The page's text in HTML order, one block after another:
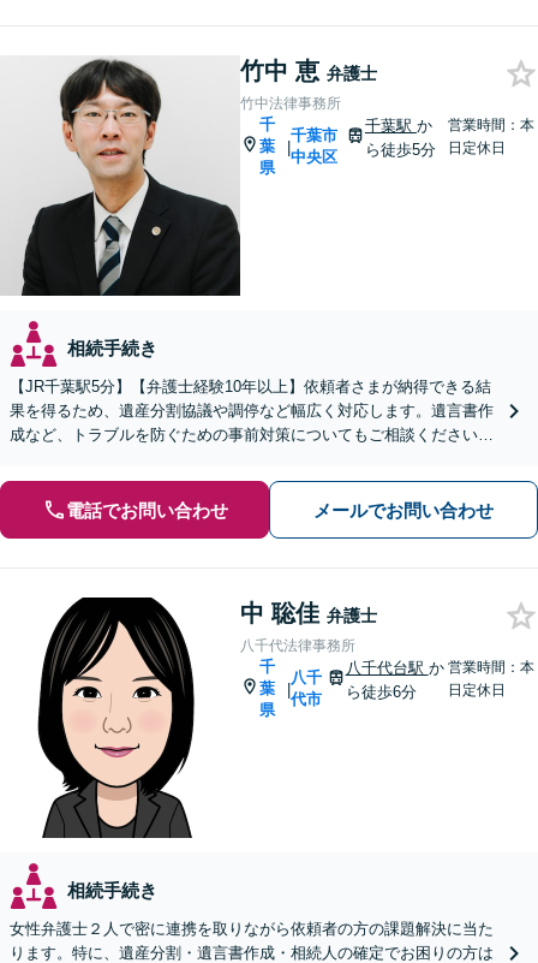
竹中 恵 弁護士
竹中法律事務所
千
葉
県
|
千葉市
中央区
千葉駅 か
ら徒歩5分
営業時間：本
日定休日
相続手続き
【JR千葉駅5分】【弁護士経験10年以上】依頼者さまが納得できる結
果を得るため、遺産分割協議や調停など幅広く対応します。遺言書作
成など、トラブルを防ぐための事前対策についてもご相談ください
電話でお問い合わせ メールでお問い合わせ
中 聡佳 弁護士
八千代法律事務所
千
葉
県
|
八千
代市
八千代台駅 か
ら徒歩6分
営業時間：本
日定休日
相続手続き
女性弁護士２人で密に連携を取りながら依頼者の方の課題解決に当た
ります。特に、遺産分割・遺言書作成・相続人の確定でお困りの方は